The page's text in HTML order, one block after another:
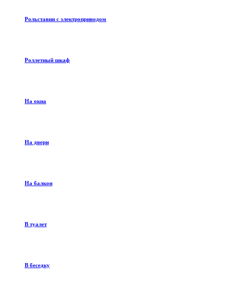
Рольставни с электроприводом
Роллетный шкаф
На окна
На двери
На балкон
В туалет
В беседку